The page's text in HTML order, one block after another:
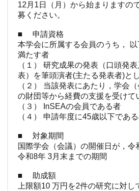
12月1日（月）から始まりますの
募ください。
■ 申請資格
本学会に所属する会員のうち，
満たす者
（１） 研究成果の発表（口頭発
表）を筆頭演者(主たる発表者)と
（２） 当該発表にあたり，学会
の財団等から経費の支援を受けて
（３） InSEAの会員である者
（４） 申請年度に45歳以下であ
■ 対象期間
国際学会（会議）の開催日が，令
令和8年 3月末までの期間
■ 助成額
上限額10 万円を2件の研究に対し